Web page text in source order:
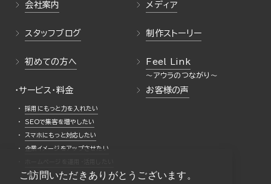
ご訪問いただきありがとうございます。
会社案内 メディア
スタッフブログ 制作ストーリー
初めての方へ Feel Link
・サービス・料金
採用にもっと力を入れたい
SEOで集客を増やしたい
スマホにもっと対応したい
企業イメージをアップさせたい
お客様の声